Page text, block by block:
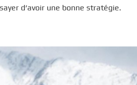
d’avoir une bonne stratégie.